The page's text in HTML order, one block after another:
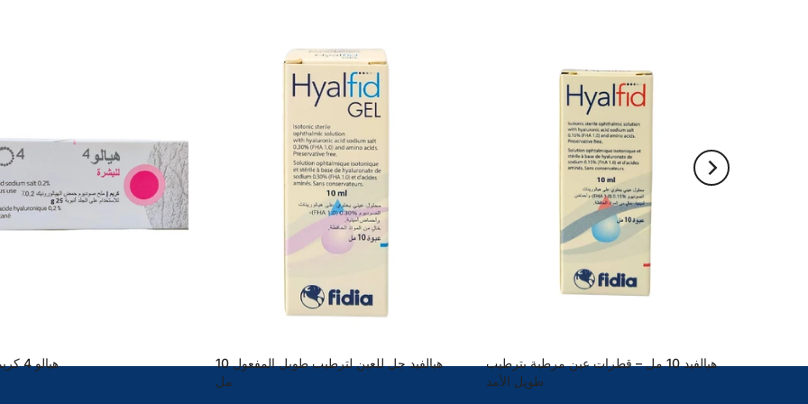
هيالو 4 كريم 25 جرام
هيالفيد جل للعين لترطيب طويل المفعول 10
مل
هيالفيد 10 مل – قطرات عين مرطبة بترطيب
طويل الأمد